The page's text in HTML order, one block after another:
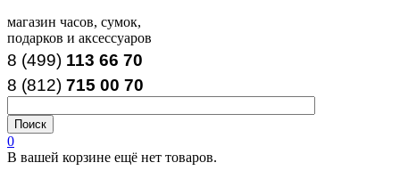
магазин часов, сумок,
подарков и аксессуаров
8 (499) 113 66 70
8 (812) 715 00 70
0
В вашей корзине ещё нет товаров.